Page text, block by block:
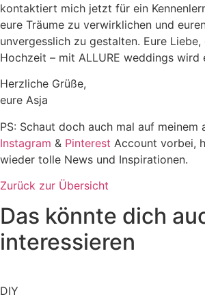
kontaktiert mich jetzt für ein
eure Träume zu verwirklichen und
unvergesslich zu gestalten. Eure Liebe,
Hochzeit – mit ALLURE weddings wird
Herzliche Grüße,
eure Asja
PS: Schaut doch auch mal auf meinem
Instagram & Pinterest Account vorbei,
wieder tolle News und Inspirationen.
Zurück zur Übersicht
Das könnte dich
interessieren
DIY